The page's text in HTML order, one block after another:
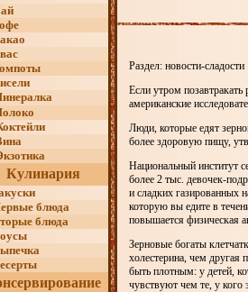
Кулинария
блюда
блюда
Раздел: новости-сладости
Если утром
американские
Люди, которые едят
более здоровую пищу,
Национальный институт
более 2 тыс. девочек-
и сладких газированных
которую вы едите в
повышается физическая
Зерновые богаты
холестерина, чем другая
быть плотным: у детей,
чувствуют чем те, у кого